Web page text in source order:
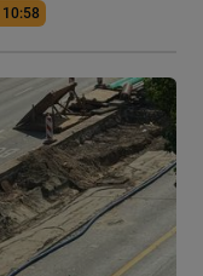
10:58